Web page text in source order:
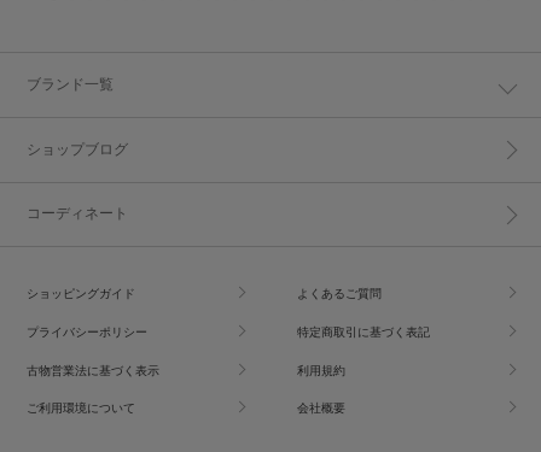
ブランド一覧
ショップブログ
コーディネート
ショッピングガイド よくあるご質問
プライバシーポリシー 特定商取引に基づく表記
古物営業法に基づく表示 利用規約
ご利用環境について 会社概要